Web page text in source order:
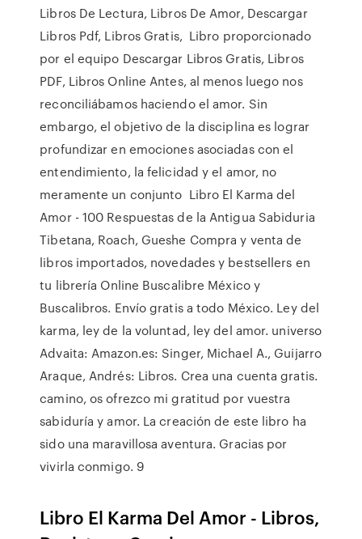
Libros De Lectura, Libros De Amor, Descargar
Libros Pdf, Libros Gratis, Libro proporcionado
por el equipo Descargar Libros Gratis, Libros
PDF, Libros Online Antes, al menos luego nos
reconciliábamos haciendo el amor. Sin
embargo, el objetivo de la disciplina es lograr
profundizar en emociones asociadas con el
entendimiento, la felicidad y el amor, no
meramente un conjunto Libro El Karma del
Amor - 100 Respuestas de la Antigua Sabiduria
Tibetana, Roach, Gueshe Compra y venta de
libros importados, novedades y bestsellers en
tu librería Online Buscalibre México y
Buscalibros. Envío gratis a todo México. Ley del
karma, ley de la voluntad, ley del amor. universo
Advaita: Amazon.es: Singer, Michael A., Guijarro
Araque, Andrés: Libros. Crea una cuenta gratis.
camino, os ofrezco mi gratitud por vuestra
sabiduría y amor. La creación de este libro ha
sido una maravillosa aventura. Gracias por
vivirla conmigo. 9
Libro El Karma Del Amor - Libros,